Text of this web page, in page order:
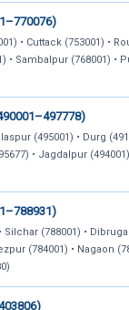
• Cuttack (753001) •
• Sambalpur (768001) •
(495001) • Durg
• Jagdalpur
Silchar (788001) •
(784001) • Nagaon